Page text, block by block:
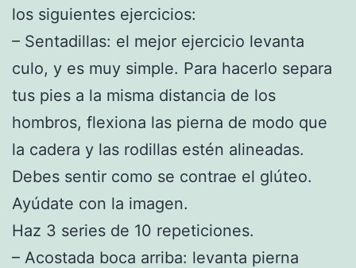
los siguientes ejercicios:
– Sentadillas: el mejor ejercicio levanta
culo, y es muy simple. Para hacerlo separa
tus pies a la misma distancia de los
hombros, flexiona las pierna de modo que
la cadera y las rodillas estén alineadas.
Debes sentir como se contrae el glúteo.
Ayúdate con la imagen.
Haz 3 series de 10 repeticiones.
– Acostada boca arriba: levanta pierna